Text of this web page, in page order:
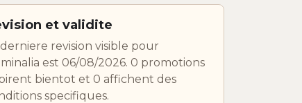
et validite
derniere revision visible pour
est 06/08/2026. 0 promotions
bientot et 0 affichent des
specifiques.